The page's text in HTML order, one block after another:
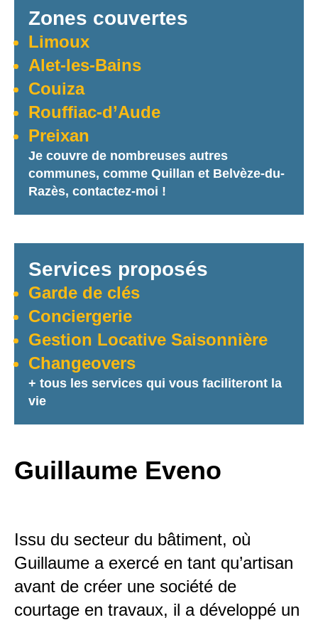
Zones couvertes
Limoux
Alet-les-Bains
Couiza
Rouffiac-d’Aude
Preixan
Je couvre de nombreuses autres
communes, comme Quillan et Belvèze-du-
Razès, contactez-moi !
Services proposés
Garde de clés
Conciergerie
Gestion Locative Saisonnière
Changeovers
+ tous les services qui vous faciliteront la
vie
Guillaume Eveno
Issu du secteur du bâtiment, où
Guillaume a exercé en tant qu’artisan
avant de créer une société de
courtage en travaux, il a développé un